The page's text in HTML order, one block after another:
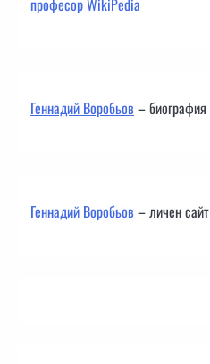
Геннадий Воробьов– биография
Геннадий Воробьов– личен сайт